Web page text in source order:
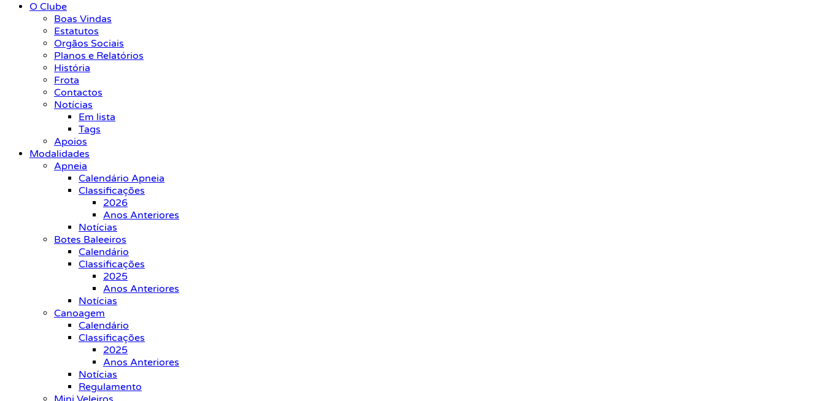
O Clube
Boas Vindas
Estatutos
Orgãos Sociais
Planos e Relatórios
História
Frota
Contactos
Notícias
Em lista
Tags
Apoios
Modalidades
Apneia
Calendário Apneia
Classificações
2026
Anos Anteriores
Notícias
Botes Baleeiros
Calendário
Classificações
2025
Anos Anteriores
Notícias
Canoagem
Calendário
Classificações
2025
Anos Anteriores
Notícias
Regulamento